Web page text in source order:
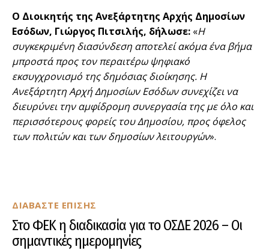
ΔΙΑΒΑΣΤΕ ΕΠΙΣΗΣ
Στο ΦΕΚ η διαδικασία για το ΟΣΔΕ 2026 – Οι
σημαντικές ημερομηνίες
Ο Διοικητής της Ανεξάρτητης Αρχής Δημοσίων
Εσόδων, Γιώργος Πιτσιλής, δήλωσε: «Η
συγκεκριμένη διασύνδεση αποτελεί ακόμα ένα βήμα
μπροστά προς τον περαιτέρω ψηφιακό
εκσυγχρονισμό της δημόσιας διοίκησης. Η
Ανεξάρτητη Αρχή Δημοσίων Εσόδων συνεχίζει να
διευρύνει την αμφίδρομη συνεργασία της με όλο και
περισσότερους φορείς του Δημοσίου, προς όφελος
των πολιτών και των δημοσίων λειτουργών».